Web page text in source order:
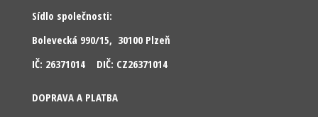
Sídlo společnosti:
Bolevecká 990/15, 30100 Plzeň
IČ: 26371014 DIČ: CZ26371014
DOPRAVA A PLATBA